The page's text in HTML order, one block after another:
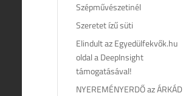
Szépművészetinél
Szeretet ízű süti
Elindult az Egyedülfekvők.hu
oldal a DeepInsight
támogatásával!
NYEREMÉNYERDŐ az ÁRKÁD